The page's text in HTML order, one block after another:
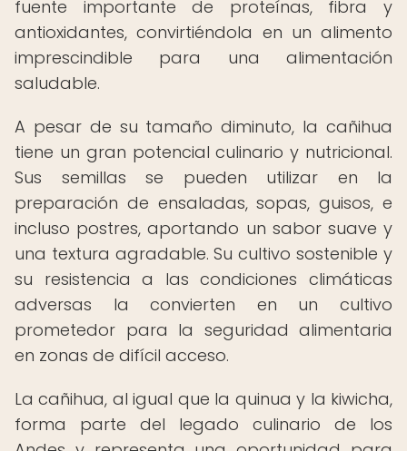
fuente importante de proteínas, fibra y
antioxidantes, convirtiéndola en un alimento
imprescindible para una alimentación
saludable.
A pesar de su tamaño diminuto, la cañihua
tiene un gran potencial culinario y nutricional.
Sus semillas se pueden utilizar en la
preparación de ensaladas, sopas, guisos, e
incluso postres, aportando un sabor suave y
una textura agradable. Su cultivo sostenible y
su resistencia a las condiciones climáticas
adversas la convierten en un cultivo
prometedor para la seguridad alimentaria
en zonas de difícil acceso.
La cañihua, al igual que la quinua y la kiwicha,
forma parte del legado culinario de los